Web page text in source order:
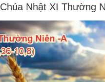
Chúa Nhật XI Thường